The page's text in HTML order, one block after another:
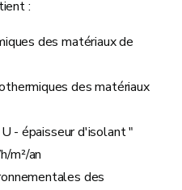
:
des matériaux de
des matériaux
- épaisseur d'isolant "
m²/an
des